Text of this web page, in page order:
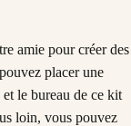
amie pour créer des
placer une
et le bureau de ce kit
loin, vous pouvez